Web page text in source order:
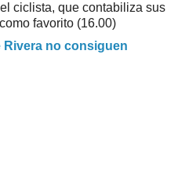
ciclista, que contabiliza sus
favorito (16.00)
Rivera no consiguen